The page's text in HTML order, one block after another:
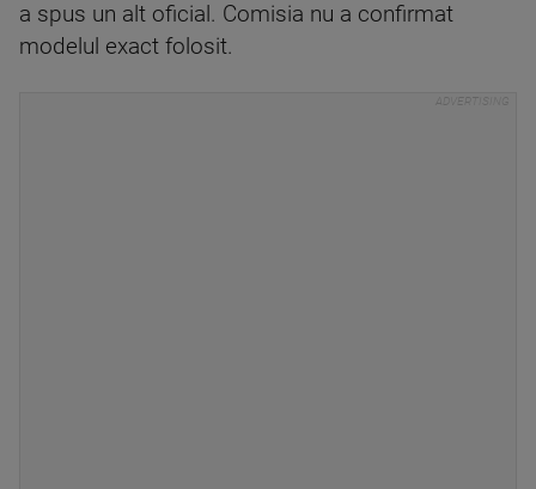
a spus un alt oficial. Comisia nu a confirmat
modelul exact folosit.